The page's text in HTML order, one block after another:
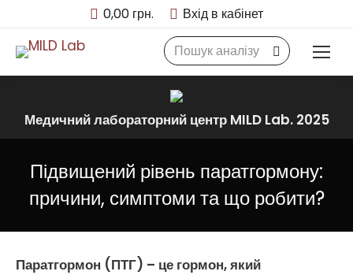
0,00 грн. Вхід в кабінет
Search:
Підвищений рівень паратгормону:
причини, симптоми та що робити?
Паратгормон (ПТГ) – це гормон, який
Медичний лабораторний центр MILD Lab. 2025